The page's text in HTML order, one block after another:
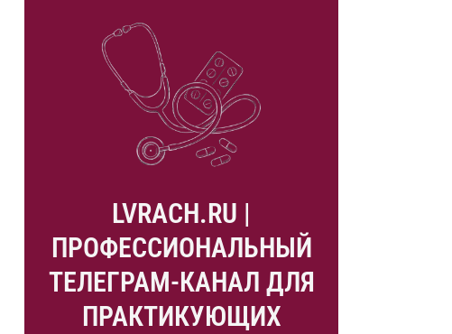
LVRACH.RU |
ПРОФЕССИОНАЛЬНЫЙ
ТЕЛЕГРАМ-КАНАЛ ДЛЯ
ПРАКТИКУЮЩИХ